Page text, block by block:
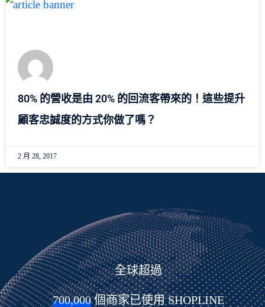
80% 的營收是由 20% 的回流客帶來的！這些提升
顧客忠誠度的方式你做了嗎？
2 月 28, 2017
全球超過
700,000 個商家已使用 SHOPLINE